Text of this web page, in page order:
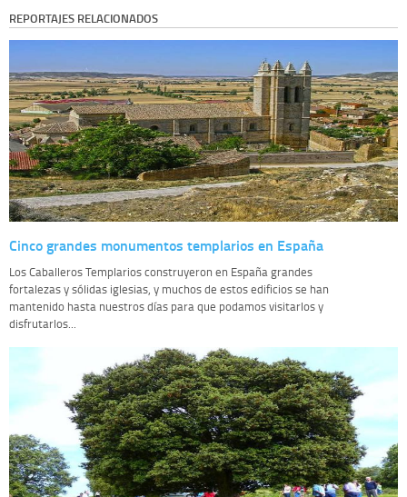
REPORTAJES RELACIONADOS
Cinco grandes monumentos templarios en España
Los Caballeros Templarios construyeron en España grandes
fortalezas y sólidas iglesias, y muchos de estos edificios se han
mantenido hasta nuestros días para que podamos visitarlos y
disfrutarlos...